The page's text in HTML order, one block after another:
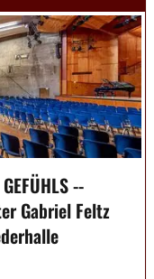
--
Gabriel Feltz